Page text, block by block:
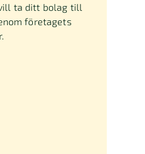
ta ditt bolag till
företagets